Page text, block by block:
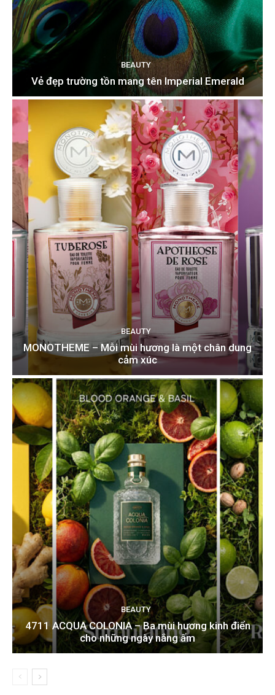
BEAUTY
Vẻ đẹp trường tồn mang tên Imperial Emerald
BEAUTY
MONOTHEME – Mỗi mùi hương là một chân dung
cảm xúc
BEAUTY
4711 ACQUA COLONIA – Ba mùi hương kinh điển
cho những ngày nắng ấm